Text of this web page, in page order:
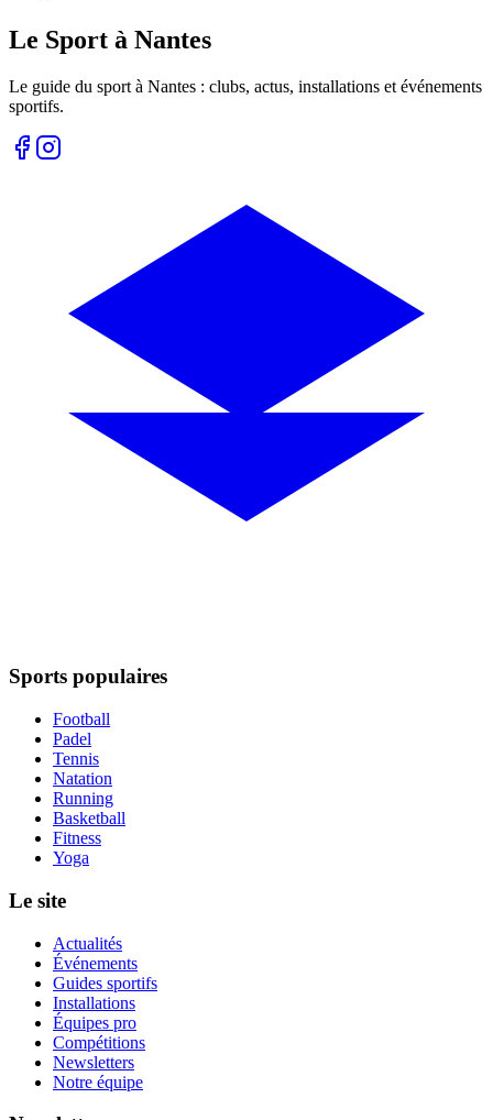
Le Sport à Nantes
Le guide du sport à Nantes : clubs, actus, installations et événements
sportifs.
Sports populaires
Football
Padel
Tennis
Natation
Running
Basketball
Fitness
Yoga
Le site
Actualités
Événements
Guides sportifs
Installations
Équipes pro
Compétitions
Newsletters
Notre équipe